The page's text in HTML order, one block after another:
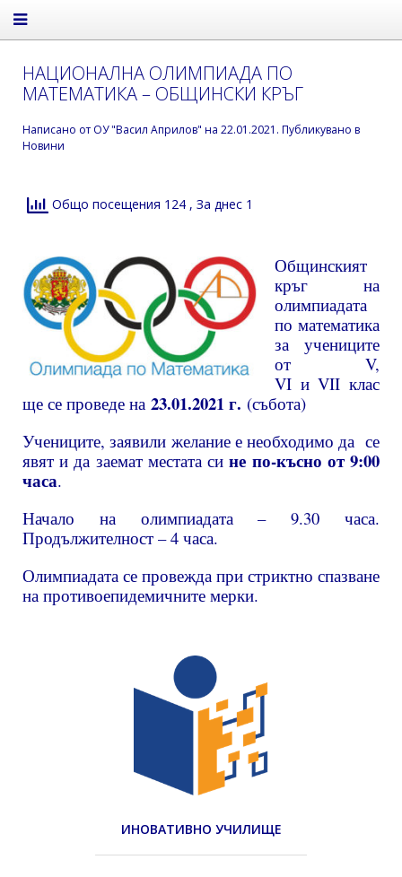
НАЦИОНАЛНА ОЛИМПИАДА ПО
МАТЕМАТИКА – ОБЩИНСКИ КРЪГ
Написано от ОУ "Васил Априлов" на 22.01.2021 . Публикувано в
Новини
Общо посещения 124 , За днес 1
Общинският
кръг на
олимпиадата
по математика
за учениците
от V,
VI и VII клас
ще се проведе на 23.01.2021 г. (събота)
Учениците, заявили желание е необходимо да се
явят и да заемат местата сине по-късно от 9:00
часа.
Начало на олимпиадата – 9.30 часа.
Продължителност – 4 часа.
Олимпиадата се провежда при стриктно спазване
на противоепидемичните мерки.
ИНОВАТИВНО УЧИЛИЩЕ